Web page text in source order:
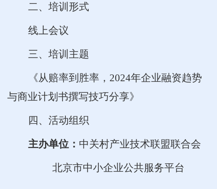
二、 培训形式
线上会议
三、 培训主题
《从赔率到胜率，2024年企业融资趋势
与商业计划书撰写技巧分享》
四、 活动组织
主办单位： 中关村产业技术联盟联合会
北京市中小企业公共服务平台